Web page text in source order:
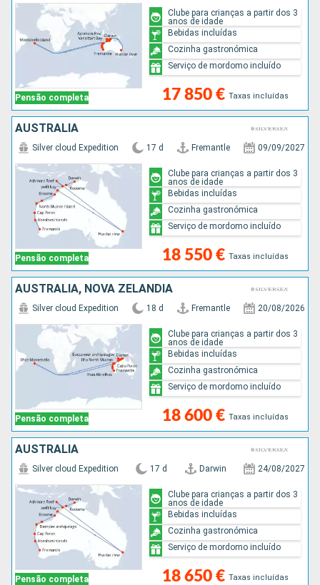
Pensão completa 17 850 € Taxas incluídas
Clube para crianças a partir dos 3
anos de idade
Bebidas incluídas
Cozinha gastronómica
Serviço de mordomo incluído
AUSTRALIA
Pensão completa
Silver cloud Expedition 17 d Fremantle 09/09/2027
18 550 € Taxas incluídas
Clube para crianças a partir dos 3
anos de idade
Bebidas incluídas
Cozinha gastronómica
Serviço de mordomo incluído
AUSTRALIA, NOVA ZELANDIA
Pensão completa
Silver cloud Expedition 18 d Fremantle 20/08/2026
18 600 € Taxas incluídas
Clube para crianças a partir dos 3
anos de idade
Bebidas incluídas
Cozinha gastronómica
Serviço de mordomo incluído
AUSTRALIA
Pensão completa
Silver cloud Expedition 17 d Darwin 24/08/2027
18 650 € Taxas incluídas
Clube para crianças a partir dos 3
anos de idade
Bebidas incluídas
Cozinha gastronómica
Serviço de mordomo incluído